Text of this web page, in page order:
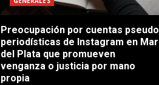
Preocupación por cuentas pseudo
periodísticas de Instagram en Mar
del Plata que promueven
venganza o justicia por mano
propia